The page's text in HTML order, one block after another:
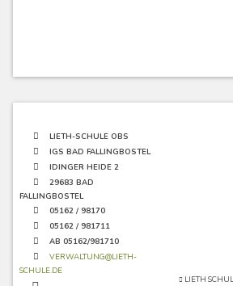
LIETH-SCHULE OBS
IGS BAD FALLINGBOSTEL
IDINGER HEIDE 2
29683 BAD
FALLINGBOSTEL
05162 / 98170
05162 / 981711
AB 05162/981710
VERWALTUNG@LIETH-
SCHULE.DE
LIETH